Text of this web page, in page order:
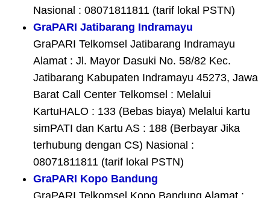
Nasional : 08071811811 (tarif lokal PSTN)
GraPARI Jatibarang Indramayu
GraPARI Telkomsel Jatibarang Indramayu
Alamat : Jl. Mayor Dasuki No. 58/82 Kec.
Jatibarang Kabupaten Indramayu 45273, Jawa
Barat Call Center Telkomsel : Melalui
KartuHALO : 133 (Bebas biaya) Melalui kartu
simPATI dan Kartu AS : 188 (Berbayar Jika
terhubung dengan CS) Nasional :
08071811811 (tarif lokal PSTN)
GraPARI Kopo Bandung
GraPARI Telkomsel Kopo Bandung Alamat :